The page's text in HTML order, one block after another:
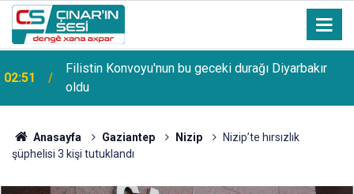
00:19
Diyarbakır'da motosikletin araca çarpma anı
kameralara yansıdı
Anasayfa Gaziantep Nizip
Nizip’te hırsızlık
şüphelisi 3 kişi tutuklandı